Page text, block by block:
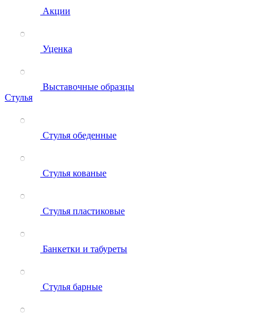
Акции
Уценка
Выставочные образцы
Стулья
Стулья обеденные
Стулья кованые
Стулья пластиковые
Банкетки и табуреты
Стулья барные